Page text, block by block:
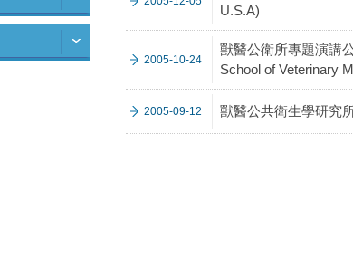
U.S.A)
2005-10-24
獸醫公衛所專題演講
School of Veterinary
2005-09-12 獸醫公共衛生學研究